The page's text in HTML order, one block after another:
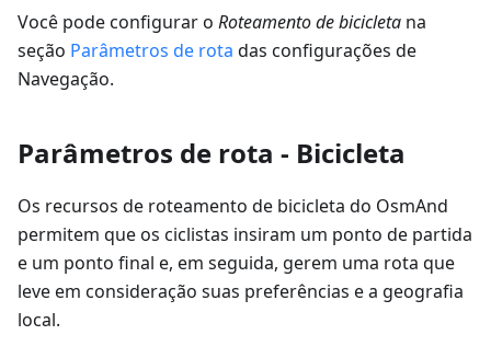
Você pode configurar o Roteamento de bicicleta na
seção Parâmetros de rota das configurações de
Navegação.
Parâmetros de rota - Bicicleta
Os recursos de roteamento de bicicleta do OsmAnd
permitem que os ciclistas insiram um ponto de partida
e um ponto final e, em seguida, gerem uma rota que
leve em consideração suas preferências e a geografia
local.